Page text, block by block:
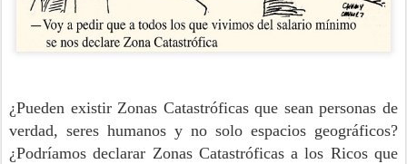
¿Pueden existir Zonas Catastróficas que sean personas de
verdad, seres humanos y no solo espacios geográficos?
¿Podríamos declarar Zonas Catastróficas a los Ricos que